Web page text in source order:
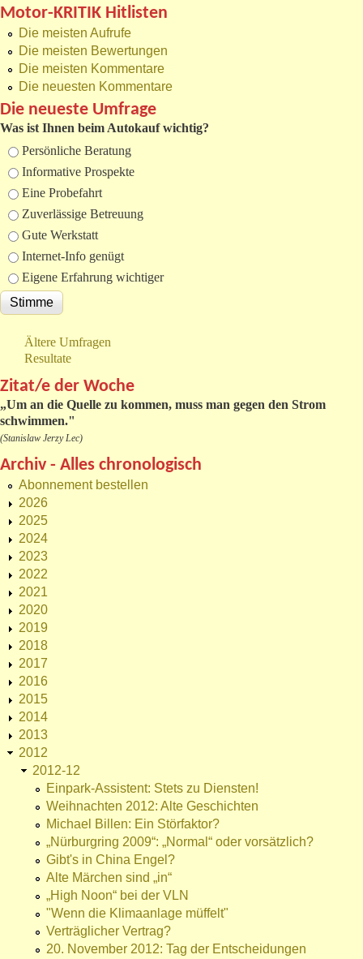
Motor-KRITIK Hitlisten
Die meisten Aufrufe
Die meisten Bewertungen
Die meisten Kommentare
Die neuesten Kommentare
Die neueste Umfrage
Was ist Ihnen beim Autokauf wichtig?
Auswahlmöglichkeiten
Persönliche Beratung
Informative Prospekte
Eine Probefahrt
Zuverlässige Betreuung
Gute Werkstatt
Internet-Info genügt
Eigene Erfahrung wichtiger
Ältere Umfragen
Resultate
Zitat/e der Woche
„Um an die Quelle zu kommen, muss man gegen den Strom
schwimmen."
(Stanislaw Jerzy Lec)
Archiv - Alles chronologisch
Abonnement bestellen
2026
2025
2024
2023
2022
2021
2020
2019
2018
2017
2016
2015
2014
2013
2012
2012-12
Einpark-Assistent: Stets zu Diensten!
Weihnachten 2012: Alte Geschichten
Michael Billen: Ein Störfaktor?
„Nürburgring 2009“: „Normal“ oder vorsätzlich?
Gibt's in China Engel?
Alte Märchen sind „in“
„High Noon“ bei der VLN
"Wenn die Klimaanlage müffelt"
Verträglicher Vertrag?
20. November 2012: Tag der Entscheidungen